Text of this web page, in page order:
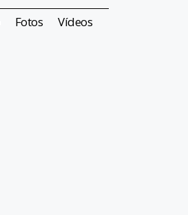
Fotos Vídeos